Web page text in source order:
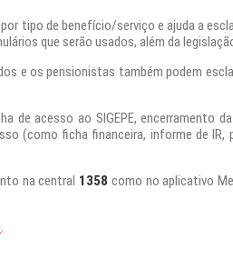
tipo de benefício/serviço e ajuda a
que serão usados, além da
e os pensionistas também podem
de acesso ao SIGEPE,
(como ficha financeira, informe de
na central 1358 como no aplicativo
.